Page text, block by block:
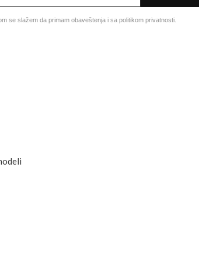
se slažem da primam obaveštenja i sa politikom privatnosti.